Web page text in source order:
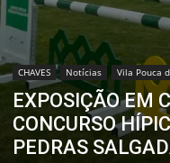
CHAVES Notícias Vila Pouca
EXPOSIÇÃO EM
CONCURSO
PEDRAS